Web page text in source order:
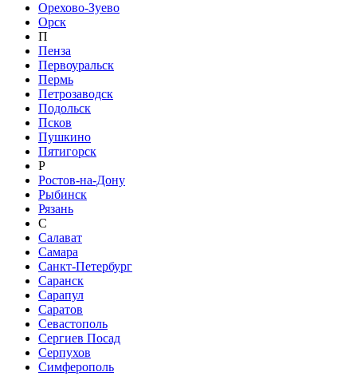
Орехово-Зуево
Орск
П
Пенза
Первоуральск
Пермь
Петрозаводск
Подольск
Псков
Пушкино
Пятигорск
Р
Ростов-на-Дону
Рыбинск
Рязань
С
Салават
Самара
Санкт-Петербург
Саранск
Сарапул
Саратов
Севастополь
Сергиев Посад
Серпухов
Симферополь